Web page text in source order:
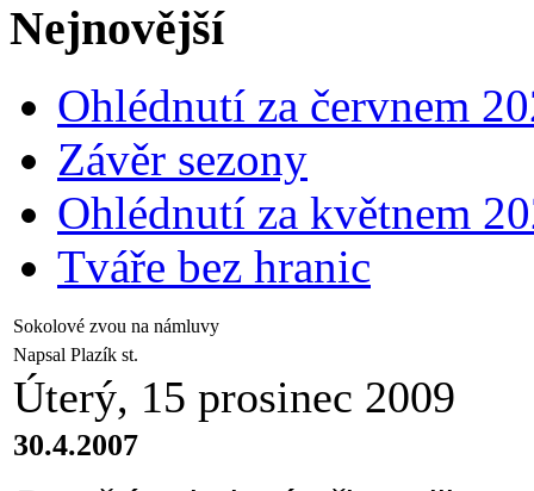
Nejnovější
Ohlédnutí za červnem
Závěr sezony
Ohlédnutí za květnem
Tváře bez hranic
Sokolové zvou na námluvy
Napsal Plazík st.
Úterý, 15 prosinec 2009
30.4.2007